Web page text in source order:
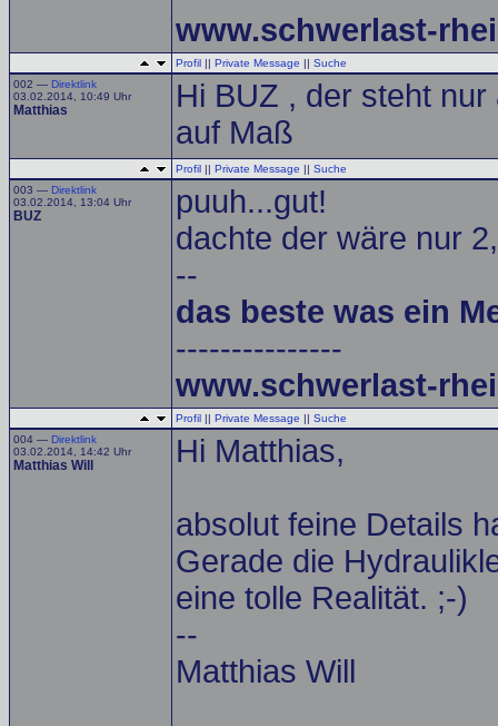
www.schwerlast-
Profil || Private Message || Suche
002 — Direktlink
03.02.2014, 10:49 Uhr
Matthias
Hi BUZ , der steht
auf Maß
Profil || Private Message || Suche
003 — Direktlink
03.02.2014, 13:04 Uhr
BUZ
puuh...gut!
dachte der wäre nur
--
das beste was ein
---------------
www.schwerlast-
Profil || Private Message || Suche
004 — Direktlink
03.02.2014, 14:42 Uhr
Matthias Will Hi Matthias,
absolut feine Details
Gerade die
eine tolle Realität. ;-)
--
Matthias Will